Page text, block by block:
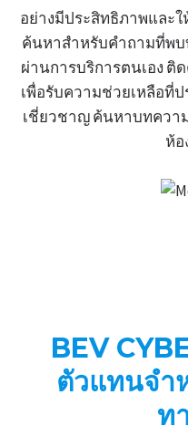
อย่างมีประสิทธิภาพและ
ค้นหาสำหรับคำถามที่พ
ผ่านการบริการตนเอง
เพื่อรับความช่วยเหลือที่
เชี่ยวชาญ ค้นหาบทควา
ห้
BEV
ตัวแทนจำ
ท